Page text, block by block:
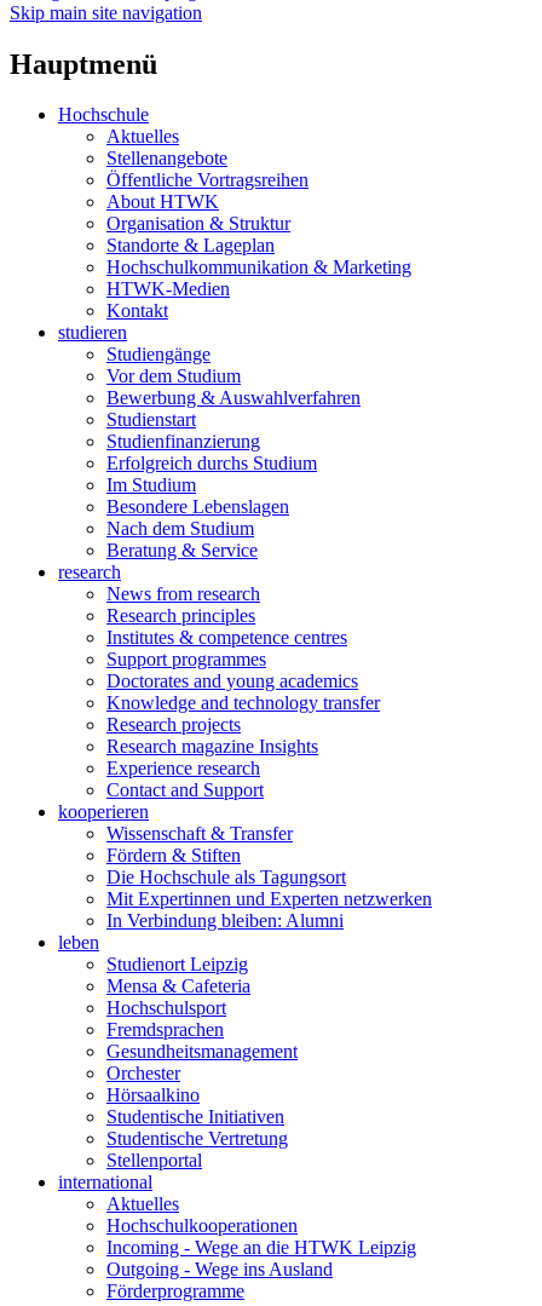
Skip main site navigation
Hauptmenü
Hochschule
Aktuelles
Stellenangebote
Öffentliche Vortragsreihen
About HTWK
Organisation & Struktur
Standorte & Lageplan
Hochschulkommunikation & Marketing
HTWK-Medien
Kontakt
studieren
Studiengänge
Vor dem Studium
Bewerbung & Auswahlverfahren
Studienstart
Studienfinanzierung
Erfolgreich durchs Studium
Im Studium
Besondere Lebenslagen
Nach dem Studium
Beratung & Service
research
News from research
Research principles
Institutes & competence centres
Support programmes
Doctorates and young academics
Knowledge and technology transfer
Research projects
Research magazine Insights
Experience research
Contact and Support
kooperieren
Wissenschaft & Transfer
Fördern & Stiften
Die Hochschule als Tagungsort
Mit Expertinnen und Experten netzwerken
In Verbindung bleiben: Alumni
leben
Studienort Leipzig
Mensa & Cafeteria
Hochschulsport
Fremdsprachen
Gesundheitsmanagement
Orchester
Hörsaalkino
Studentische Initiativen
Studentische Vertretung
Stellenportal
international
Aktuelles
Hochschulkooperationen
Incoming - Wege an die HTWK Leipzig
Outgoing - Wege ins Ausland
Förderprogramme